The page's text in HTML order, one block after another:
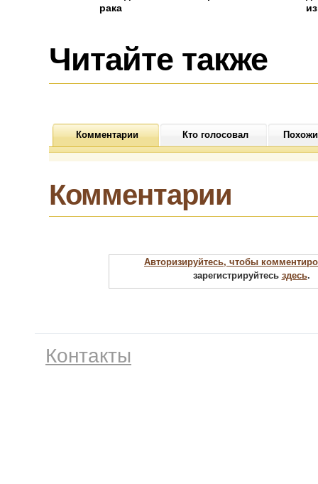
рака
Читайте также
Комментарии Кто голосовал
Комментарии
Авторизируйтесь, чтобы
зарегистрируйтесь здесь.
Контакты